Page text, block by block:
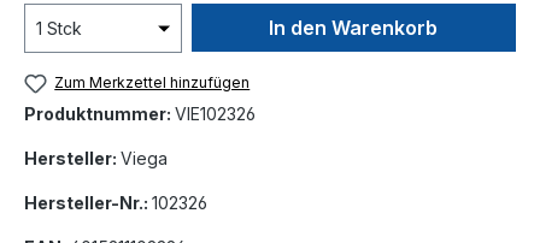
In den Warenkorb
Zum Merkzettel hinzufügen
Produktnummer: VIE102326
Hersteller: Viega
Hersteller-Nr.: 102326